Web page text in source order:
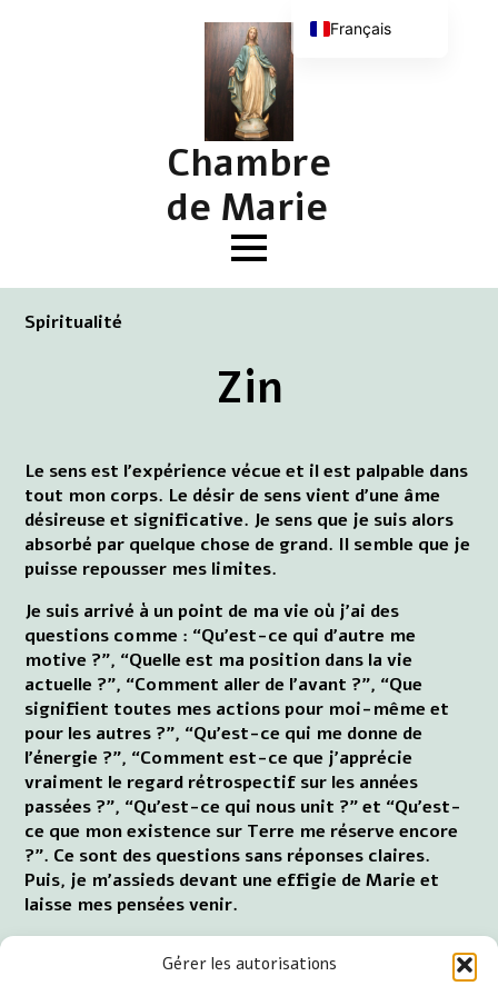
Gérer les autorisations
Chambre
de Marie
Spiritualité
Zin
Le sens est l'expérience vécue et il est palpable dans
tout mon corps. Le désir de sens vient d'une âme
désireuse et significative. Je sens que je suis alors
absorbé par quelque chose de grand. Il semble que je
puisse repousser mes limites.
Je suis arrivé à un point de ma vie où j'ai des
questions comme : “Qu'est-ce qui d'autre me
motive ?”, “Quelle est ma position dans la vie
actuelle ?”, “Comment aller de l'avant ?”, “Que
signifient toutes mes actions pour moi-même et
pour les autres ?”, “Qu'est-ce qui me donne de
l'énergie ?”, “Comment est-ce que j'apprécie
vraiment le regard rétrospectif sur les années
passées ?”, “Qu'est-ce qui nous unit ?” et “Qu'est-
ce que mon existence sur Terre me réserve encore
?”. Ce sont des questions sans réponses claires.
Puis, je m'assieds devant une effigie de Marie et
laisse mes pensées venir.
Je peux observer beaucoup de choses. Ce faisant, je
déplace mon attention vers d'autres choses et
Français